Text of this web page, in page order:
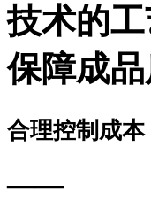
技术的
保障成
合理控制成本
——